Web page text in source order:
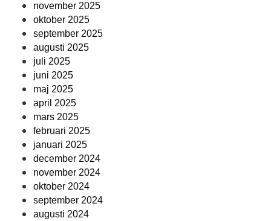
november 2025
oktober 2025
september 2025
augusti 2025
juli 2025
juni 2025
maj 2025
april 2025
mars 2025
februari 2025
januari 2025
december 2024
november 2024
oktober 2024
september 2024
augusti 2024